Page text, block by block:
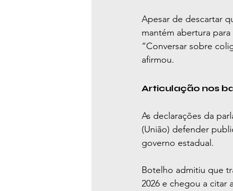
Apesar de descartar
mantém abertura
“Conversar sobre
afirmou.
Articulação nos
As declarações da
(União) defender
governo estadual.
Botelho admitiu que
2026 e chegou a citar